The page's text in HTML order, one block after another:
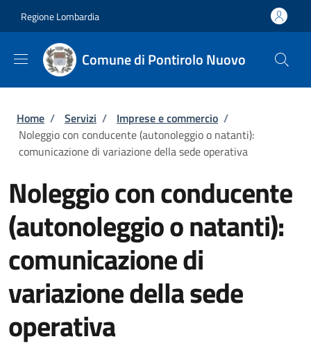
Regione Lombardia
Comune di Pontirolo Nuovo
Briciole di pane
Home / Servizi / Imprese e commercio /
Noleggio con conducente (autonoleggio o natanti):
comunicazione di variazione della sede operativa
Noleggio con conducente
(autonoleggio o natanti):
comunicazione di
variazione della sede
operativa